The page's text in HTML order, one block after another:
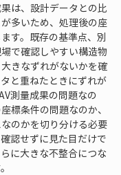
は、設計データとの比
多いため、処理後の座
す。既存の基準点、別
で確認しやすい構造物
きなずれがないかを確
と重ねたときにずれが
測量成果の問題なの
標条件の問題なのか、
のかを切り分ける必要
認せずに見た目だけで
に大きな不整合につな